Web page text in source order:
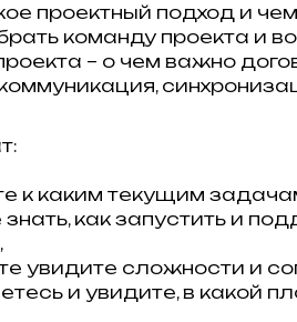
проектный подход и
команду проекта и
– о чем важно
к каким текущим
знать, как запустить и
увидите сложности и
и увидите, в какой